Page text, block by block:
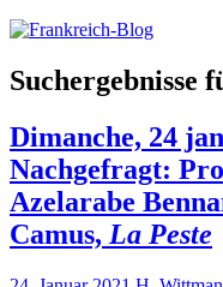
Suchergebnisse
Dimanche, 24
Nachgefragt:
Azelarabe
Camus, La Peste